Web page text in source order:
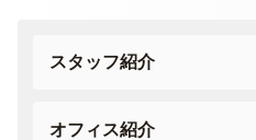
スタッフ紹介
オフィス紹介